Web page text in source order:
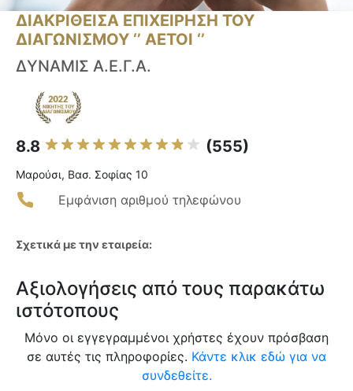
ΔΙΑΚΡΙΘΕΙΣΑ ΕΠΙΧΕΙΡΗΣΗ ΤΟΥ
ΔΙΑΓΩΝΙΣΜΟΥ ‘’ ΑΕΤΟΙ ‘’
ΔΥΝΑΜΙΣ Α.Ε.Γ.Α.
8.8 (555)
Μαρούσι, Βασ. Σοφίας 10
Εμφάνιση αριθμού τηλεφώνου
Σχετικά με την εταιρεία:
Αξιολογήσεις από τους παρακάτω
ιστότοπους
Μόνο οι εγγεγραμμένοι χρήστες έχουν πρόσβαση
σε αυτές τις πληροφορίες. Κάντε κλικ εδώ για να
συνδεθείτε.